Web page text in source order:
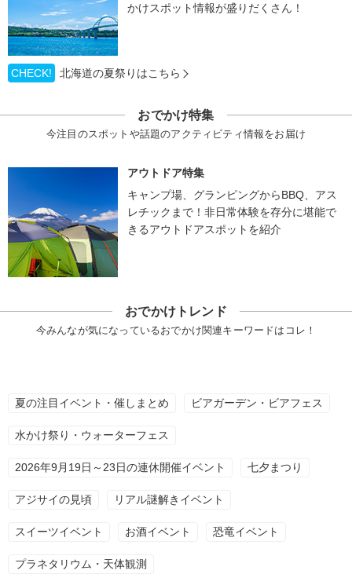
かけスポット情報が盛りだくさん！
CHECK! 北海道の夏祭りはこちら
おでかけ特集
今注目のスポットや話題のアクティビティ情報をお届け
アウトドア特集
キャンプ場、グランピングからBBQ、アス
レチックまで！非日常体験を存分に堪能で
きるアウトドアスポットを紹介
おでかけトレンド
今みんなが気になっているおでかけ関連キーワードはコレ！
夏の注目イベント・催しまとめ ビアガーデン・ビアフェス
水かけ祭り・ウォーターフェス
2026年9月19日～23日の連休開催イベント 七夕まつり
アジサイの見頃 リアル謎解きイベント
スイーツイベント お酒イベント 恐竜イベント
プラネタリウム・天体観測